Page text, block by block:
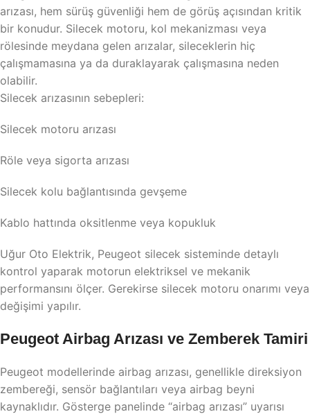
arızası, hem sürüş güvenliği hem de görüş açısından kritik
bir konudur. Silecek motoru, kol mekanizması veya
rölesinde meydana gelen arızalar, sileceklerin hiç
çalışmamasına ya da duraklayarak çalışmasına neden
olabilir.
Silecek arızasının sebepleri:
Silecek motoru arızası
Röle veya sigorta arızası
Silecek kolu bağlantısında gevşeme
Kablo hattında oksitlenme veya kopukluk
Uğur Oto Elektrik, Peugeot silecek sisteminde detaylı
kontrol yaparak motorun elektriksel ve mekanik
performansını ölçer. Gerekirse silecek motoru onarımı veya
değişimi yapılır.
Peugeot Airbag Arızası ve Zemberek Tamiri
Peugeot modellerinde airbag arızası, genellikle direksiyon
zembereği, sensör bağlantıları veya airbag beyni
kaynaklıdır. Gösterge panelinde “airbag arızası” uyarısı